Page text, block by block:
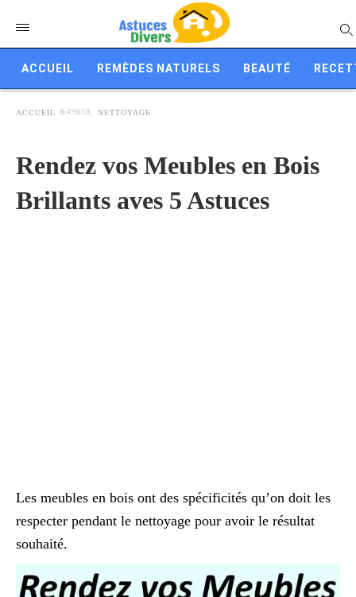
ACCUEIL REMÈDES NATURELS BEAUTÉ
ACCUEIL NETTOYAGE
Rendez vos Meubles en Bois
Brillants aves 5 Astuces
Les meubles en bois ont des spécificités qu’on doit les
respecter pendant le nettoyage pour avoir le résultat
souhaité.